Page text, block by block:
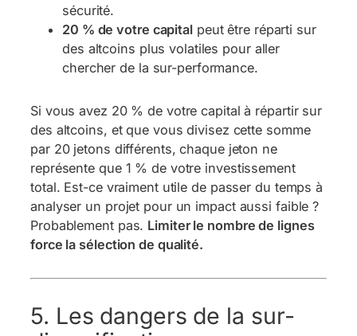
sécurité.
20 % de votre capitalpeut être réparti sur
des altcoins plus volatiles pour aller
chercher de la sur-performance.
Si vous avez 20 % de votre capital à répartir sur
des altcoins, et que vous divisez cette somme
par 20 jetons différents, chaque jeton ne
représente que 1 % de votre investissement
total. Est-ce vraiment utile de passer du temps à
analyser un projet pour un impact aussi faible ?
Probablement pas. Limiter le nombre de lignes
force la sélection de qualité.
5. Les dangers de la sur-